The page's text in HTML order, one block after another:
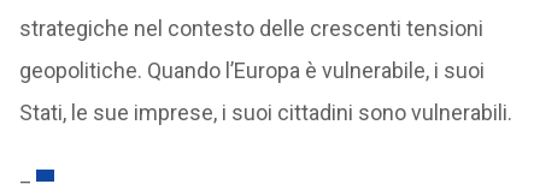
strategiche nel contesto delle crescenti tensioni
geopolitiche. Quando l’Europa è vulnerabile, i suoi
Stati, le sue imprese, i suoi cittadini sono vulnerabili.